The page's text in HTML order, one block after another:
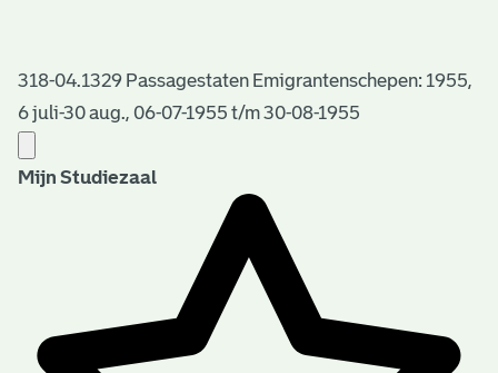
318-04.1329 Passagestaten Emigrantenschepen: 1955,
6 juli-30 aug., 06-07-1955 t/m 30-08-1955
Mijn Studiezaal